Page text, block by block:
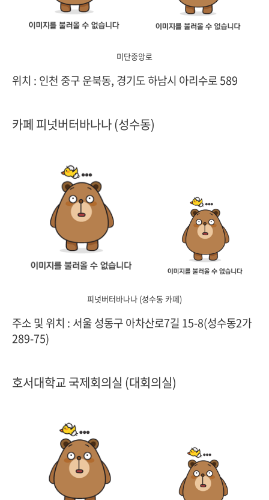
미단중앙로
위치 : 인천 중구 운북동, 경기도 하남시 아리수로 589
카페 피넛버터바나나 (성수동)
피넛버터바나나 (성수동 카페)
주소 및 위치 : 서울 성동구 아차산로7길 15-8(성수동2가
289-75)
호서대학교 국제회의실 (대회의실)